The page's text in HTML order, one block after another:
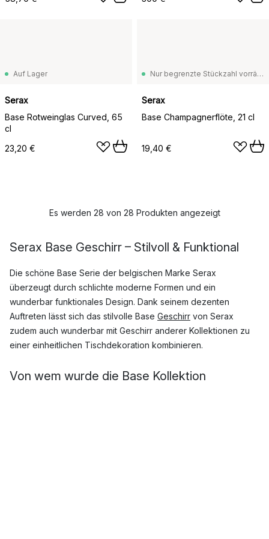
Auf Lager
Serax
Base Rotweinglas Curved, 65
cl
23,20 €
Nur begrenzte Stückzahl vorrätig
Serax
Base Champagnerflöte, 21 cl
19,40 €
Es werden 28 von 28 Produkten angezeigt
Serax Base Geschirr – Stilvoll & Funktional
Die schöne Base Serie der belgischen Marke Serax
überzeugt durch schlichte moderne Formen und ein
wunderbar funktionales Design. Dank seinem dezenten
Auftreten lässt sich das stilvolle Base Geschirr von Serax
zudem auch wunderbar mit Geschirr anderer Kollektionen zu
einer einheitlichen Tischdekoration kombinieren.
Von wem wurde die Base Kollektion